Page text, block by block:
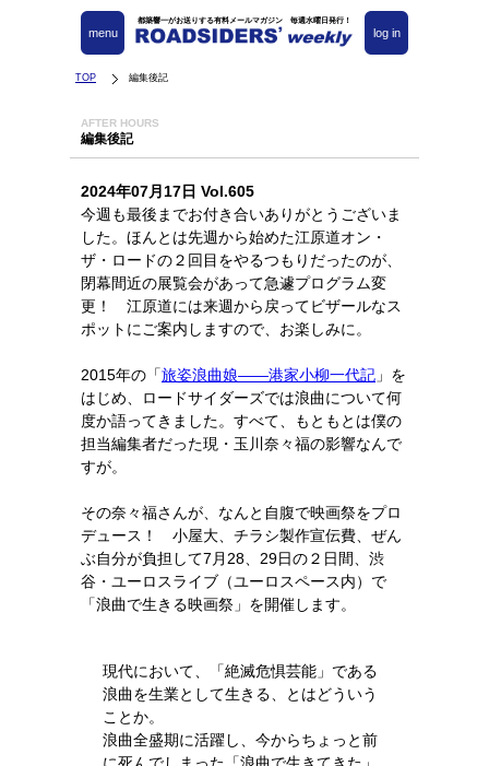
都築響一がお送りする有料メールマガジン 毎週水曜日発行！
log in
menu
TOP 編集後記
AFTER HOURS
編集後記
2024年07月17日 Vol.605
今週も最後までお付き合いありがとうございま
した。ほんとは先週から始めた江原道オン・
ザ・ロードの２回目をやるつもりだったのが、
閉幕間近の展覧会があって急遽プログラム変
更！ 江原道には来週から戻ってビザールなス
ポットにご案内しますので、お楽しみに。
2015年の「旅姿浪曲娘——港家小柳一代記 」を
はじめ、ロードサイダーズでは浪曲について何
度か語ってきました。すべて、もともとは僕の
担当編集者だった現・玉川奈々福の影響なんで
すが。
その奈々福さんが、なんと自腹で映画祭をプロ
デュース！ 小屋大、チラシ製作宣伝費、ぜん
ぶ自分が負担して7月28、29日の２日間、渋
谷・ユーロスライブ（ユーロスペース内）で
「浪曲で生きる映画祭」を開催します。
現代において、「絶滅危惧芸能」である
浪曲を生業として生きる、とはどういう
ことか。
浪曲全盛期に活躍し、今からちょっと前